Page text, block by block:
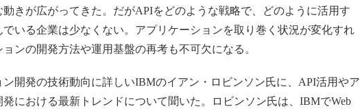
きが広がってきた。だがAPIをどのような戦略で、どのように活用す
でいる企業は少なくない。アプリケーションを取り巻く状況が変化すれ
ンの開発方法や運用基盤の再考も不可欠になる。
開発の技術動向に詳しいIBMのイアン・ロビンソン氏に、API活用やア
における最新トレンドについて聞いた。ロビンソン氏は、IBMでWeb